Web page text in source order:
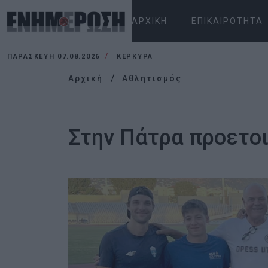
ΑΡΧΙΚΉ ΕΠΙΚΑΙΡΌΤΗΤΑ
ΠΑΡΑΣΚΕΥΉ 07.08.2026 ΚΕΡΚΥΡΑ
Αρχική Αθλητισμός
Στην Πάτρα